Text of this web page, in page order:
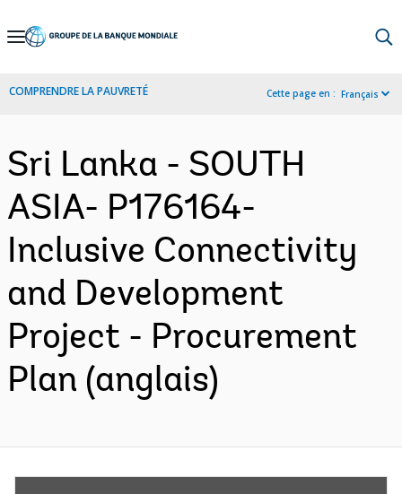
Skip
Navigation
COMPRENDRE LA PAUVRETÉ Cette page en : Français
Sri Lanka - SOUTH
ASIA- P176164-
Inclusive Connectivity
and Development
Project - Procurement
Plan (anglais)